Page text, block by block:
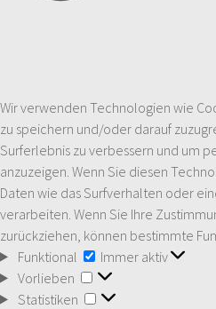
Wir verwenden Technologien wie
zu speichern und/oder darauf
Surferlebnis zu verbessern und um
anzuzeigen. Wenn Sie diesen
Daten wie das Surfverhalten oder
verarbeiten. Wenn Sie Ihre
zurückziehen, können bestimmte
Funktional
Funktional
Immer aktiv
Vorlieben
Vorlieben
Statistiken
Statistiken